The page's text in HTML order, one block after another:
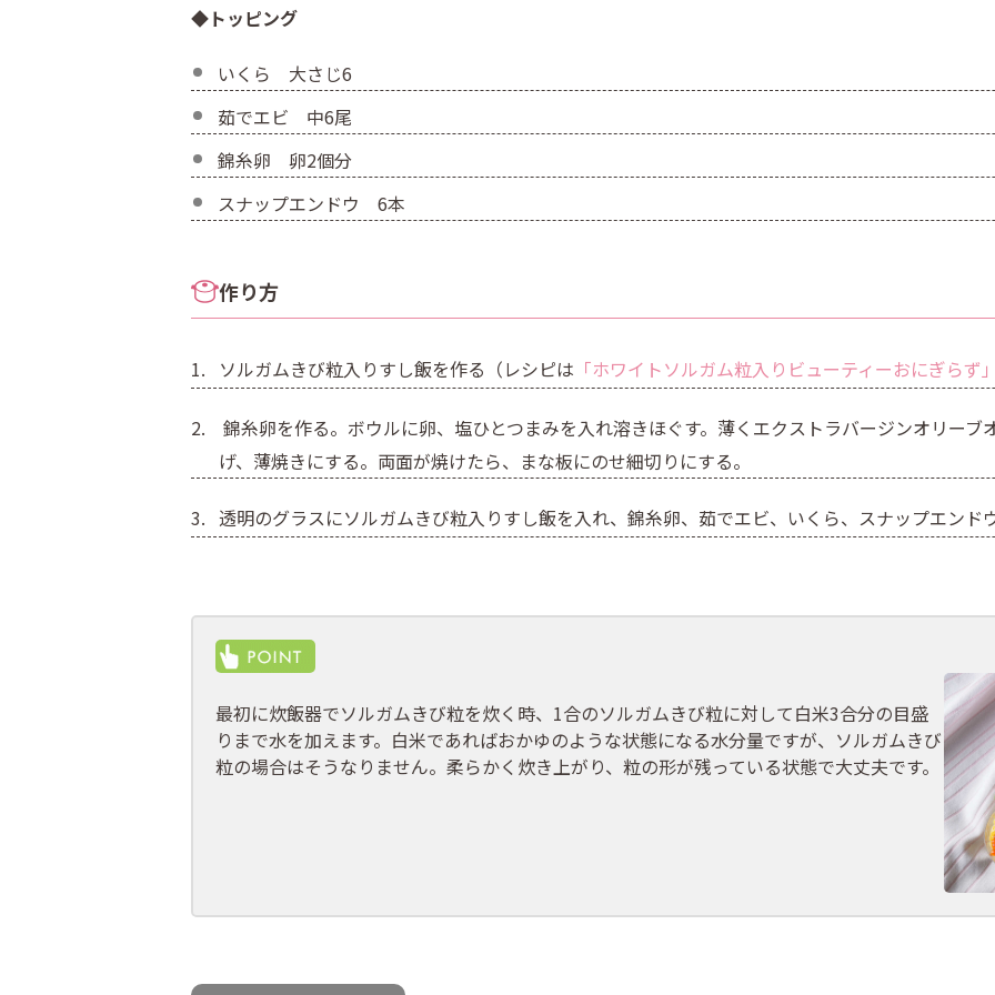
◆トッピング
いくら 大さじ6
茹でエビ 中6尾
錦糸卵 卵2個分
スナップエンドウ 6本
作り方
ソルガムきび粒入りすし飯を作る（レシピは 「ホワイトソルガム粒入りビューティーおにぎらず
錦糸卵を作る。ボウルに卵、塩ひとつまみを入れ溶きほぐす。薄くエクストラバージンオリー
げ、薄焼きにする。両面が焼けたら、まな板にのせ細切りにする。
透明のグラスにソルガムきび粒入りすし飯を入れ、錦糸卵、茹でエビ、いくら、スナップエンド
最初に炊飯器でソルガムきび粒を炊く時、1合のソルガムきび粒に対して白米3合分の目盛
りまで水を加えます。白米であればおかゆのような状態になる水分量ですが、ソルガムきび
粒の場合はそうなりません。柔らかく炊き上がり、粒の形が残っている状態で大丈夫です。